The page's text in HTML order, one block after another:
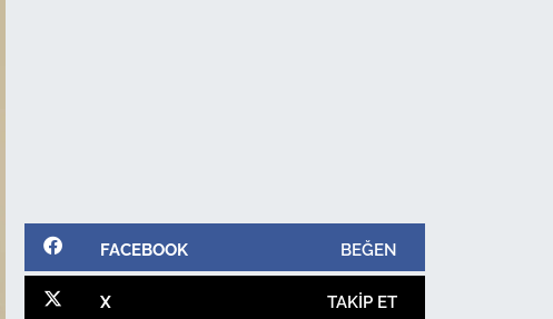
FACEBOOK BEĞEN
X TAKIP ET